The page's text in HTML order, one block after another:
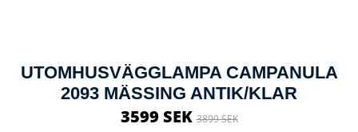
UTOMHUSVÄGGLAMPA CAMPANULA
2093 MÄSSING ANTIK/KLAR
3599 SEK3899 SEK